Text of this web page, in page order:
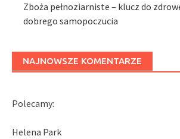
Zboża pełnoziarniste – klucz do
dobrego samopoczucia
NAJNOWSZE KOMENTARZE
Polecamy:
Helena Park